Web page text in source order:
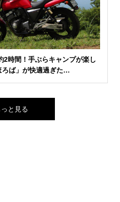
2時間！手ぶらキャンプが楽し
ば」が快適過ぎた…
っと見る